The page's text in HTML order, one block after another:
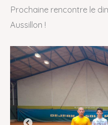
Prochaine rencontre le
Aussillon !